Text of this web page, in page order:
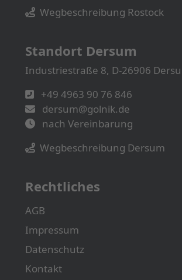
Wegbeschreibung Rostock
Standort Dersum
Industriestraße 8, D-26906
+49 4963 90 76 846
dersum@golnik.de
nach Vereinbarung
Wegbeschreibung Dersum
Rechtliches
AGB
Impressum
Datenschutz
Kontakt